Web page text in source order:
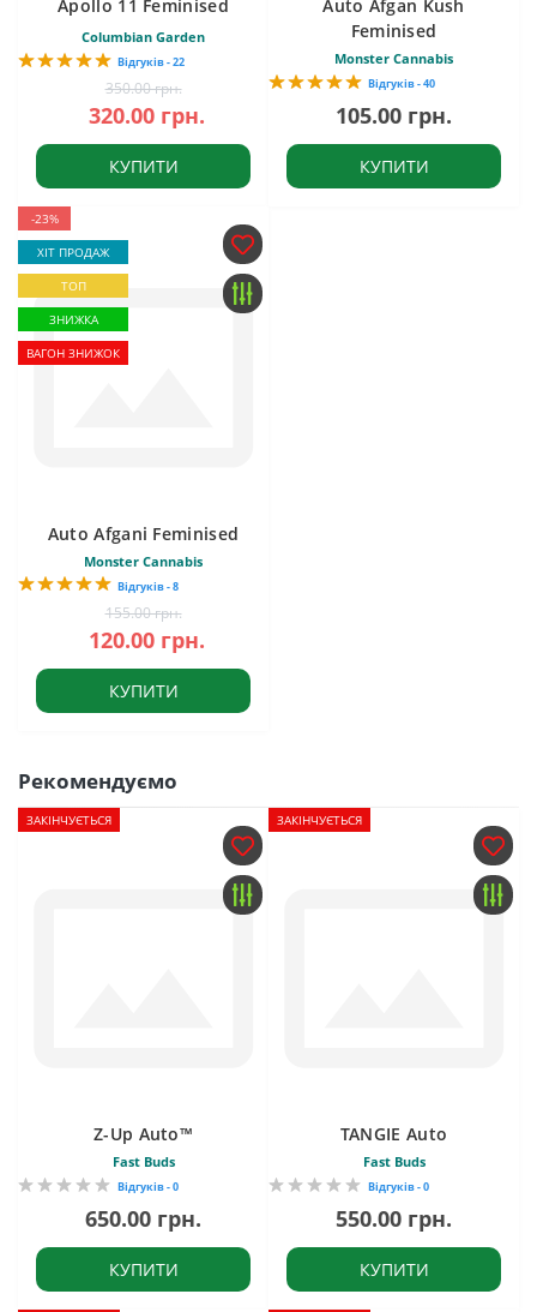
Apollo 11 Feminised
Columbian Garden
Відгуків - 22
350.00 грн.
320.00 грн.
КУПИТИ
Auto Afgan Kush
Feminised
Monster Cannabis
Відгуків - 40
105.00 грн.
КУПИТИ
-23%
ХІТ ПРОДАЖ
ТОП
ЗНИЖКА
ВАГОН ЗНИЖОК
Auto Afgani Feminised
Monster Cannabis
Відгуків - 8
155.00 грн.
120.00 грн.
КУПИТИ
Рекомендуємо
ЗАКІНЧУЄТЬСЯ
Z-Up Auto™
Fast Buds
Відгуків - 0
650.00 грн.
КУПИТИ
ЗАКІНЧУЄТЬСЯ
TANGIE Auto
Fast Buds
Відгуків - 0
550.00 грн.
КУПИТИ